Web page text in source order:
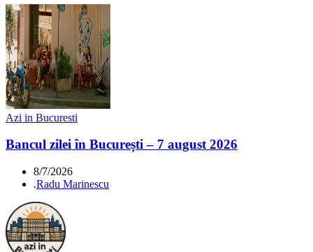
Azi in Bucuresti
Bancul zilei în București – 7 august 2026
8/7/2026
.Radu Marinescu